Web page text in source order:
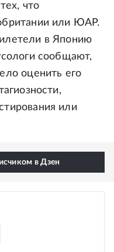
что
или ЮАР.
в Японию
сообщают,
оценить его
или
в Дзен